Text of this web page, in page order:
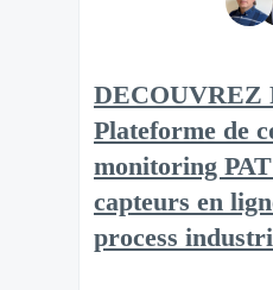
DECOUVREZ
Plateforme de
monitoring
capteurs en
process